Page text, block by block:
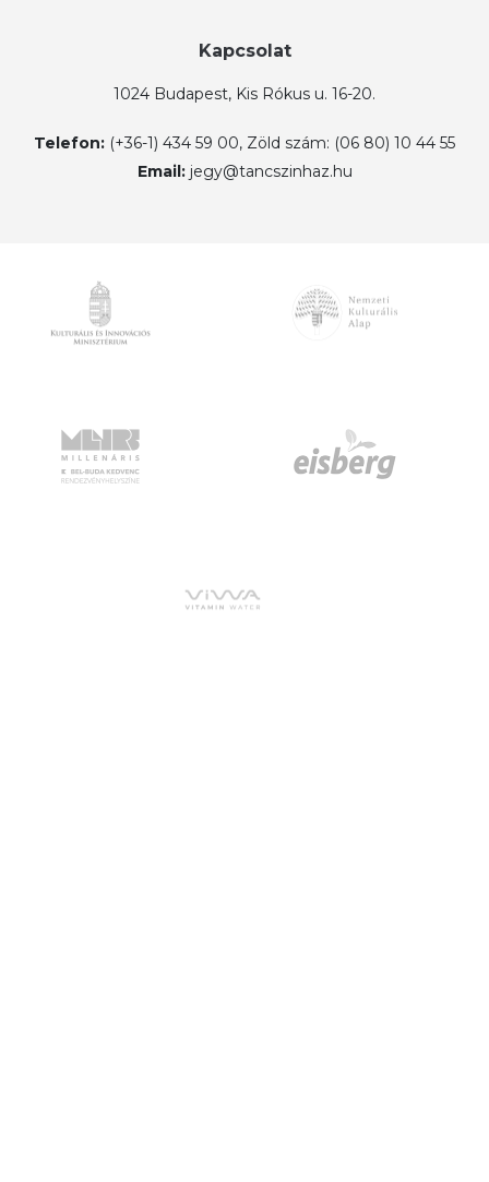
Kapcsolat
1024 Budapest, Kis Rókus u. 16-20.
Telefon: (+36-1) 434 59 00, Zöld szám: (06 80) 10 44 55
Email: jegy@tancszinhaz.hu